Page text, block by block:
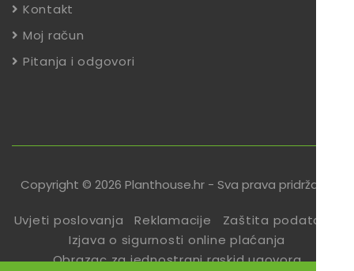
Kontakt
Moj račun
Pitanja i odgovori
Copyright © 2026 Planthouse.hr - Sva prava pridržana
Uvjeti poslovanja Reklamacije
Zaštita podataka
Izjava o sigurnosti online plaćanja
Obrazac za jednostrani raskid ugovora